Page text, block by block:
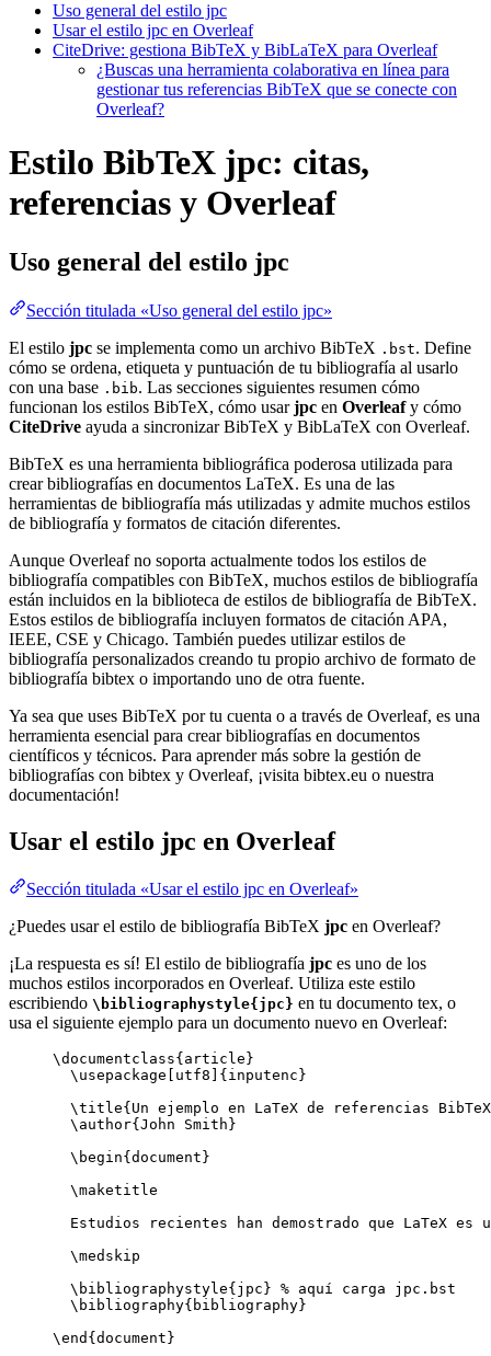
Uso general del estilo jpc
Usar el estilo jpc en Overleaf
CiteDrive: gestiona BibTeX y BibLaTeX para Overleaf
¿Buscas una herramienta colaborativa en línea para
gestionar tus referencias BibTeX que se conecte con
Overleaf?
Estilo BibTeX jpc: citas,
referencias y Overleaf
Uso general del estilo jpc
Sección titulada «Uso general del estilo jpc»
El estilo jpc se implementa como un archivo BibTeX .bst. Define
cómo se ordena, etiqueta y puntuación de tu bibliografía al usarlo
con una base .bib. Las secciones siguientes resumen cómo
funcionan los estilos BibTeX, cómo usarjpc en Overleafy cómo
CiteDrive ayuda a sincronizar BibTeX y BibLaTeX con Overleaf.
BibTeX es una herramienta bibliográfica poderosa utilizada para
crear bibliografías en documentos LaTeX. Es una de las
herramientas de bibliografía más utilizadas y admite muchos estilos
de bibliografía y formatos de citación diferentes.
Aunque Overleaf no soporta actualmente todos los estilos de
bibliografía compatibles con BibTeX, muchos estilos de bibliografía
están incluidos en la biblioteca de estilos de bibliografía de BibTeX.
Estos estilos de bibliografía incluyen formatos de citación APA,
IEEE, CSE y Chicago. También puedes utilizar estilos de
bibliografía personalizados creando tu propio archivo de formato de
bibliografía bibtex o importando uno de otra fuente.
Ya sea que uses BibTeX por tu cuenta o a través de Overleaf, es una
herramienta esencial para crear bibliografías en documentos
científicos y técnicos. Para aprender más sobre la gestión de
bibliografías con bibtex y Overleaf, ¡visita bibtex.eu o nuestra
documentación!
Usar el estilo jpc en Overleaf
Sección titulada «Usar el estilo jpc en Overleaf»
¿Puedes usar el estilo de bibliografía BibTeX jpc en Overleaf?
¡La respuesta es sí! El estilo de bibliografía jpc es uno de los
muchos estilos incorporados en Overleaf. Utiliza este estilo
escribiendo \bibliographystyle{jpc} en tu documento tex, o
usa el siguiente ejemplo para un documento nuevo en Overleaf:
\documentclass{ article }
\usepackage
utf8 ]{ inputenc }
\title{Un ejemplo en LaTeX de referencias
\author{John Smith}
\begin{ document }
\maketitle
Estudios recientes han demostrado que LaTeX
\medskip
\bibliographystyle{jpc} % aquí carga jpc.bst
\bibliography{bibliography}
\end { document }